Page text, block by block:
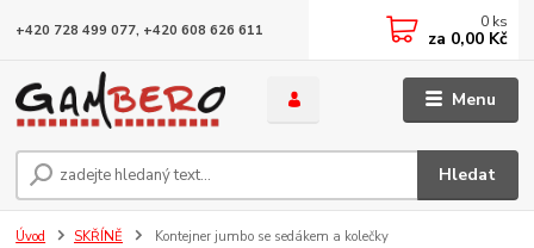
Menu
Hledat
+420 728 499 077, +420 608 626 611 0 ks
za 0,00 Kč
Úvod SKŘÍNĚ Kontejner jumbo se sedákem a kolečky